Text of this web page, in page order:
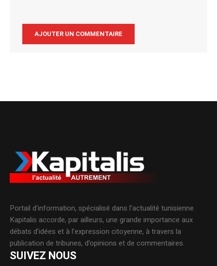
Portail d’information, spécialisé dans l’actualité tunisienne.
Kapitalis accorde, par ailleurs, une grande importance aux
débats d’idées et à l’expression citoyenne, à travers la
publication de tribunes, d’opinions et de commentaires.
SUIVEZ NOUS